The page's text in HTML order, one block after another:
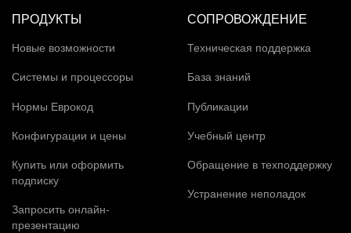
ПРОДУКТЫ
Новые возможности
Системы и процессоры
Нормы Еврокод
Конфигурации и цены
Купить или оформить
подписку
Запросить онлайн-
презентацию
СОПРОВОЖДЕНИЕ
Техническая поддержка
База знаний
Публикации
Учебный центр
Обращение в техподдержку
Устранение неполадок